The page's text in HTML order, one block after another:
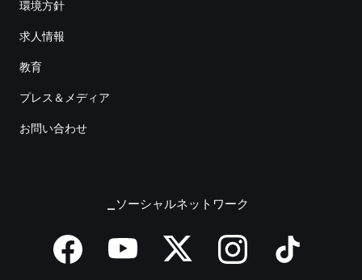
環境方針
求人情報
教育
プレス＆メディア
お問い合わせ
_ソーシャルネットワーク